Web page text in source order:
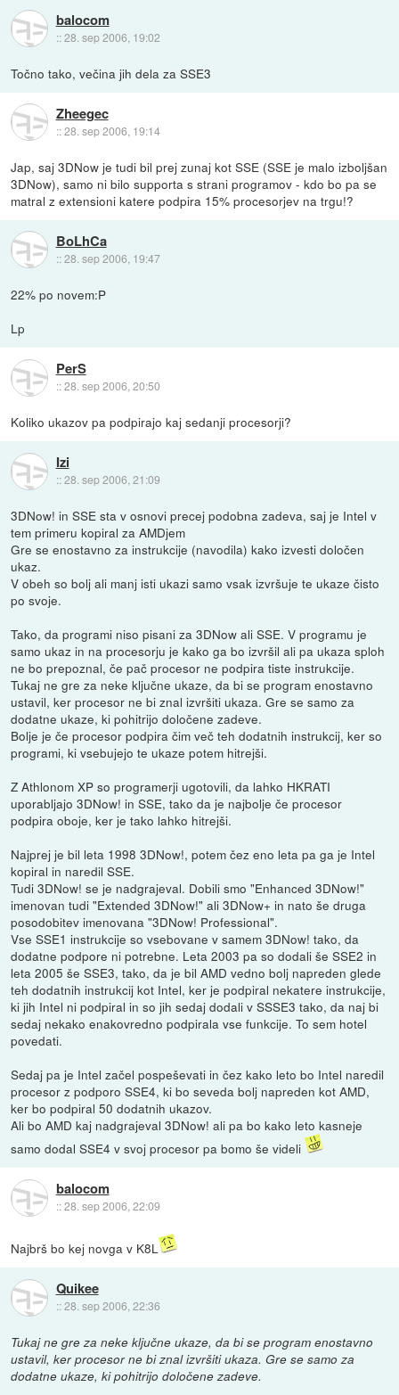
balocom
::28. sep 2006, 19:02
Točno tako, večina jih dela za SSE3
Zheegec
::28. sep 2006, 19:14
Jap, saj 3DNow je tudi bil prej zunaj kot SSE (SSE je malo izboljšan
3DNow), samo ni bilo supporta s strani programov - kdo bo pa se
matral z extensioni katere podpira 15% procesorjev na trgu!?
BoLhCa
::28. sep 2006, 19:47
22% po novem:P
Lp
PerS
::28. sep 2006, 20:50
Koliko ukazov pa podpirajo kaj sedanji procesorji?
Izi
::28. sep 2006, 21:09
3DNow! in SSE sta v osnovi precej podobna zadeva, saj je Intel v
tem primeru kopiral za AMDjem
Gre se enostavno za instrukcije (navodila) kako izvesti določen
ukaz.
V obeh so bolj ali manj isti ukazi samo vsak izvršuje te ukaze čisto
po svoje.
Tako, da programi niso pisani za 3DNow ali SSE. V programu je
samo ukaz in na procesorju je kako ga bo izvršil ali pa ukaza sploh
ne bo prepoznal, če pač procesor ne podpira tiste instrukcije.
Tukaj ne gre za neke ključne ukaze, da bi se program enostavno
ustavil, ker procesor ne bi znal izvršiti ukaza. Gre se samo za
dodatne ukaze, ki pohitrijo določene zadeve.
Bolje je če procesor podpira čim več teh dodatnih instrukcij, ker so
programi, ki vsebujejo te ukaze potem hitrejši.
Z Athlonom XP so programerji ugotovili, da lahko HKRATI
uporabljajo 3DNow! in SSE, tako da je najbolje če procesor
podpira oboje, ker je tako lahko hitrejši.
Najprej je bil leta 1998 3DNow!, potem čez eno leta pa ga je Intel
kopiral in naredil SSE.
Tudi 3DNow! se je nadgrajeval. Dobili smo "Enhanced 3DNow!"
imenovan tudi "Extended 3DNow!" ali 3DNow+ in nato še druga
posodobitev imenovana "3DNow! Professional".
Vse SSE1 instrukcije so vsebovane v samem 3DNow! tako, da
dodatne podpore ni potrebne. Leta 2003 pa so dodali še SSE2 in
leta 2005 še SSE3, tako, da je bil AMD vedno bolj napreden glede
teh dodatnih instrukcij kot Intel, ker je podpiral nekatere instrukcije,
ki jih Intel ni podpiral in so jih sedaj dodali v SSSE3 tako, da naj bi
sedaj nekako enakovredno podpirala vse funkcije. To sem hotel
povedati.
Sedaj pa je Intel začel pospeševati in čez kako leto bo Intel naredil
procesor z podporo SSE4, ki bo seveda bolj napreden kot AMD,
ker bo podpiral 50 dodatnih ukazov.
Ali bo AMD kaj nadgrajeval 3DNow! ali pa bo kako leto kasneje
samo dodal SSE4 v svoj procesor pa bomo še videli
balocom
::28. sep 2006, 22:09
Najbrš bo kej novga v K8L
Quikee
::28. sep 2006, 22:36
Tukaj ne gre za neke ključne ukaze, da bi se program enostavno
ustavil, ker procesor ne bi znal izvršiti ukaza. Gre se samo za
dodatne ukaze, ki pohitrijo določene zadeve.